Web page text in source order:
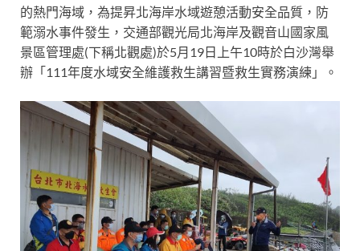
的熱門海域，為提昇北海岸水域遊憩活動安全品質，防
範溺水事件發生，交通部觀光局北海岸及觀音山國家風
景區管理處(下稱北觀處)於5月19日上午10時於白沙灣舉
辦「111年度水域安全維護救生講習暨救生實務演練」。